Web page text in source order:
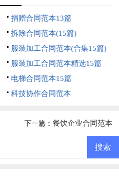
捐赠合同范本13篇
拆除合同范本(15篇)
服装加工合同范本(合集15篇)
服装加工合同范本精选15篇
电梯合同范本15篇
科技协作合同范本
下一篇： 餐饮企业合同范本